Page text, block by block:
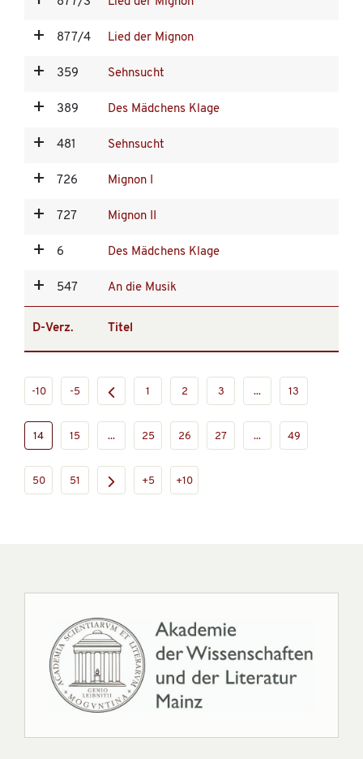
877/4 Lied der Mignon
359 Sehnsucht
389 Des Mädchens Klage
481 Sehnsucht
726 Mignon I
727 Mignon II
6 Des Mädchens Klage
547 An die Musik
D-Verz. Titel
-10 -5 1 2 3 ... 13
14 15 ... 25 26 27 ... 49
50 51 +5 +10